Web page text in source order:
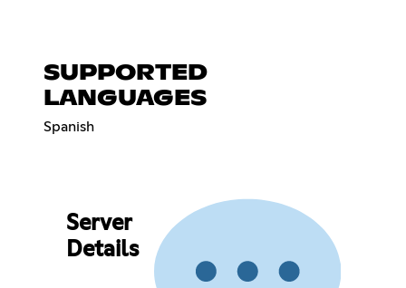
SUPPORTED
LANGUAGES
Spanish
Server
Details